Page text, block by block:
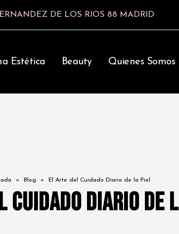
DE LOS RIOS 88 MADRID
Estética Beauty Quienes Somos
» Blog » El Arte del Cuidado Diario de la Piel
Diario de